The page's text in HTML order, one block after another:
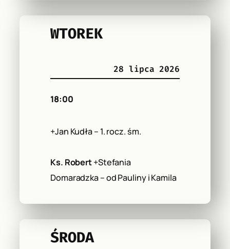
WTOREK
28 lipca 2026
18:00
+Jan Kudła – 1. rocz. śm.
Ks. Robert+Stefania
Domaradzka – od Pauliny i Kamila
ŚRODA